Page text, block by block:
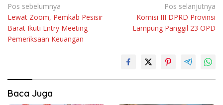
Navigasi
pos
Pos sebelumnya
Lewat Zoom, Pemkab Pesisir
Barat Ikuti Entry Meeting
Pemeriksaan Keuangan
Pos selanjutnya
Komisi III DPRD Provinsi
Lampung Panggil 23 OPD
Baca Juga